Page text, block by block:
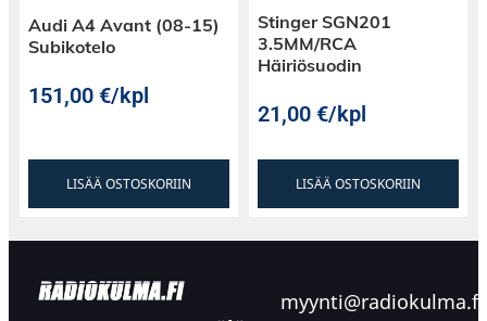
Audi A4 Avant (08-15)
Subikotelo
151,00€/kpl
LISÄÄ OSTOSKORIIN
Stinger SGN201
3.5MM/RCA
Häiriösuodin
21,00€/kpl
LISÄÄ OSTOSKORIIN
myynti@radiokulma.fi